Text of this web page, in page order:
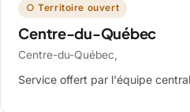
○ Territoire ouvert
Centre-du-Québec
Centre-du-Québec,
Service offert par l'équipe